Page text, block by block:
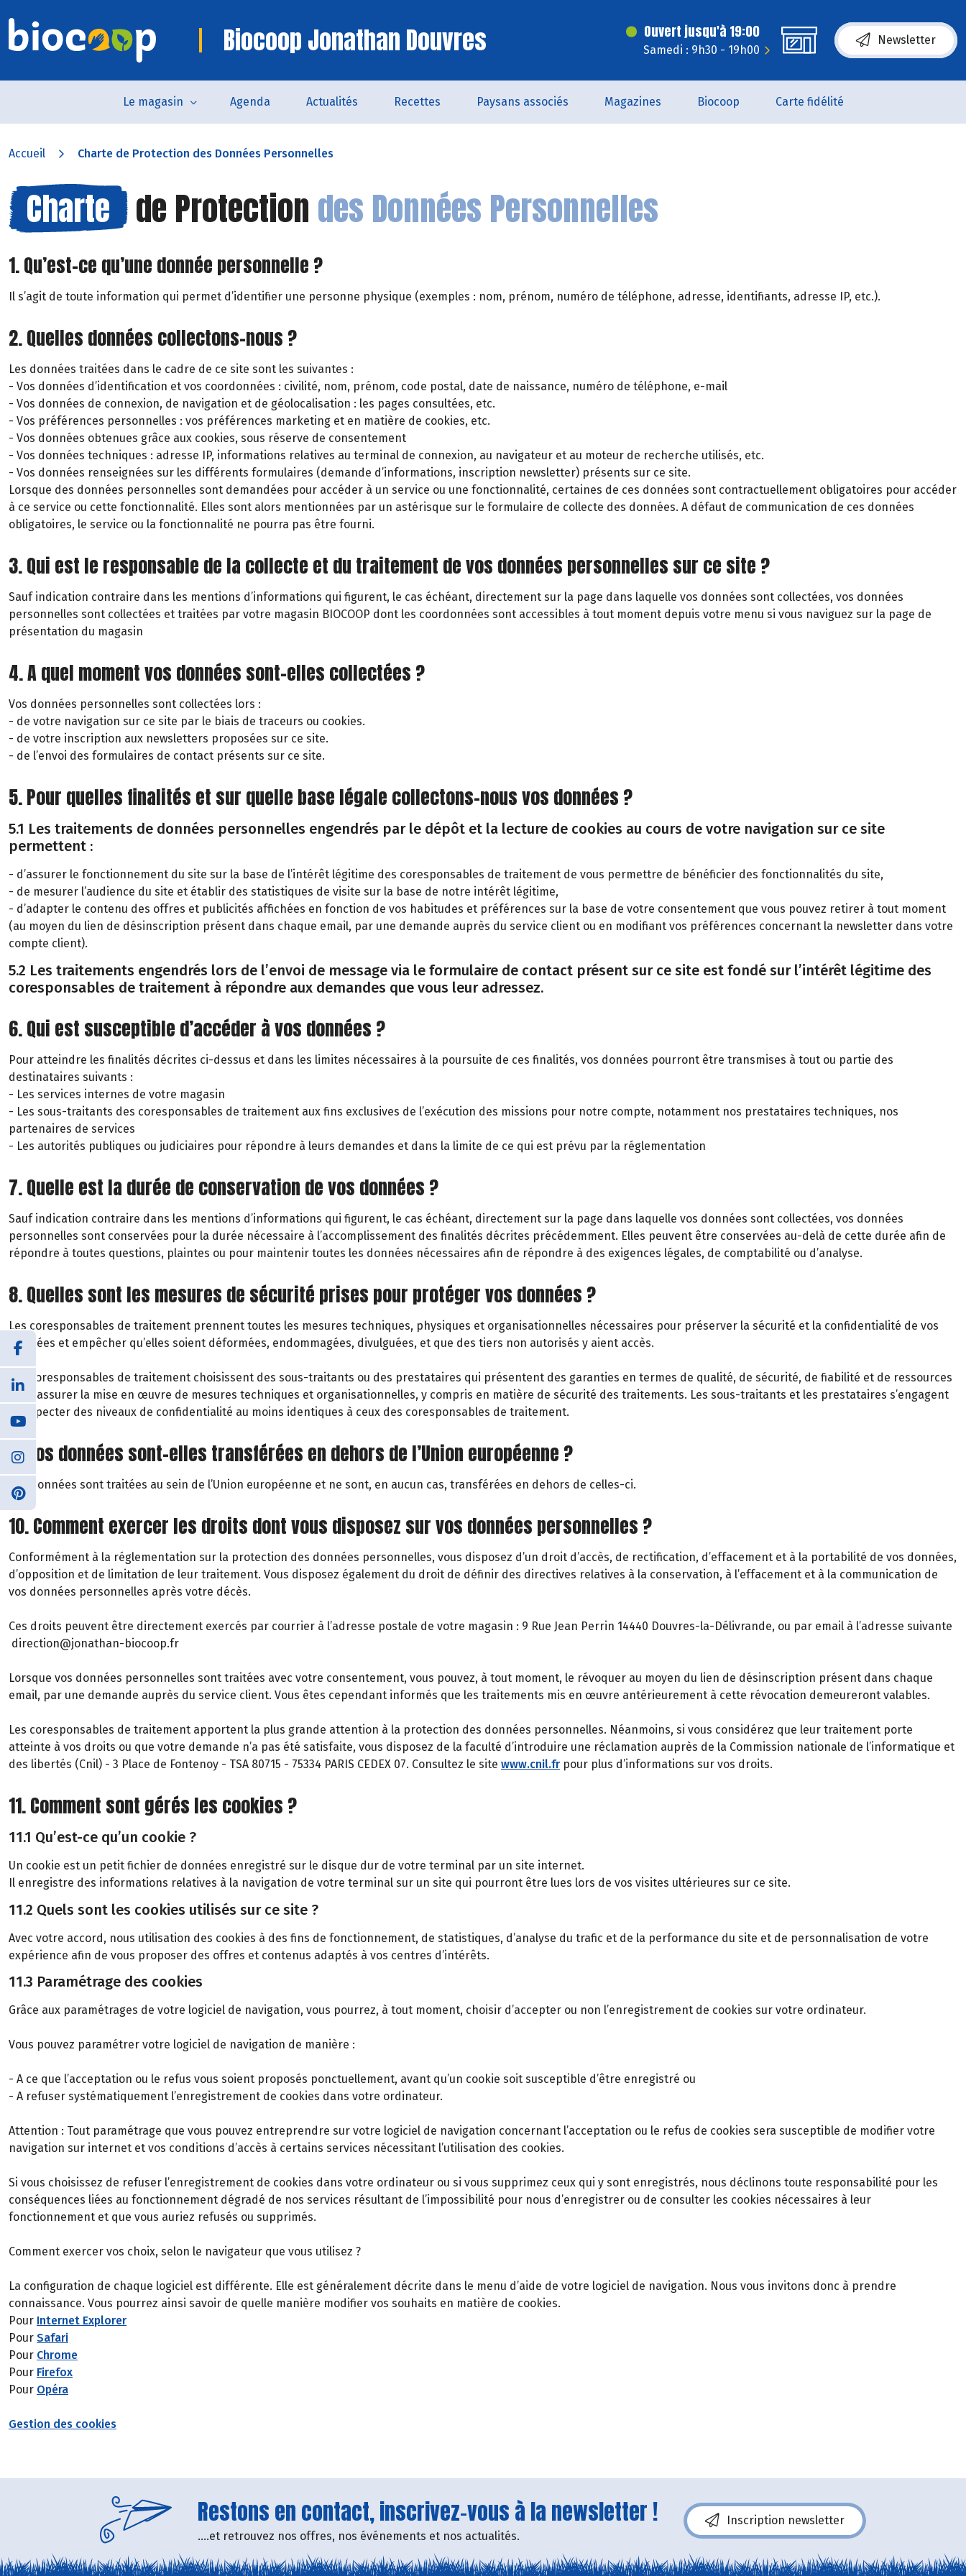
Biocoop Jonathan Douvres Ouvert jusqu'à 19:00
Samedi : 9h30 - 19h00
Newsletter
Le magasin Agenda Actualités Recettes Paysans associés Magazines Biocoop Carte fidélité
Accueil Charte de Protection des Données Personnelles
Charte de Protection des Données Personnelles
1. Qu’est-ce qu’une donnée personnelle ?
Il s’agit de toute information qui permet d’identifier une personne physique (exemples : nom, prénom, numéro de téléphone, adresse, identifiants, adresse IP, etc.).
2. Quelles données collectons-nous ?
Les données traitées dans le cadre de ce site sont les suivantes :
- Vos données d’identification et vos coordonnées : civilité, nom, prénom, code postal, date de naissance, numéro de téléphone, e-mail
- Vos données de connexion, de navigation et de géolocalisation : les pages consultées, etc.
- Vos préférences personnelles : vos préférences marketing et en matière de cookies, etc.
- Vos données obtenues grâce aux cookies, sous réserve de consentement
- Vos données techniques : adresse IP, informations relatives au terminal de connexion, au navigateur et au moteur de recherche utilisés, etc.
- Vos données renseignées sur les différents formulaires (demande d’informations, inscription newsletter) présents sur ce site.
Lorsque des données personnelles sont demandées pour accéder à un service ou une fonctionnalité, certaines de ces données sont contractuellement obligatoires pour accéder
à ce service ou cette fonctionnalité. Elles sont alors mentionnées par un astérisque sur le formulaire de collecte des données. A défaut de communication de ces données
obligatoires, le service ou la fonctionnalité ne pourra pas être fourni.
3. Qui est le responsable de la collecte et du traitement de vos données personnelles sur ce site ?
Sauf indication contraire dans les mentions d’informations qui figurent, le cas échéant, directement sur la page dans laquelle vos données sont collectées, vos données
personnelles sont collectées et traitées par votre magasin BIOCOOP dont les coordonnées sont accessibles à tout moment depuis votre menu si vous naviguez sur la page de
présentation du magasin
4. A quel moment vos données sont-elles collectées ?
Vos données personnelles sont collectées lors :
- de votre navigation sur ce site par le biais de traceurs ou cookies.
- de votre inscription aux newsletters proposées sur ce site.
- de l’envoi des formulaires de contact présents sur ce site.
5. Pour quelles finalités et sur quelle base légale collectons-nous vos données ?
5.1 Les traitements de données personnelles engendrés par le dépôt et la lecture de cookies au cours de votre navigation sur ce site
permettent :
- d’assurer le fonctionnement du site sur la base de l’intérêt légitime des coresponsables de traitement de vous permettre de bénéficier des fonctionnalités du site,
- de mesurer l’audience du site et établir des statistiques de visite sur la base de notre intérêt légitime,
- d’adapter le contenu des offres et publicités affichées en fonction de vos habitudes et préférences sur la base de votre consentement que vous pouvez retirer à tout moment
(au moyen du lien de désinscription présent dans chaque email, par une demande auprès du service client ou en modifiant vos préférences concernant la newsletter dans votre
compte client).
5.2 Les traitements engendrés lors de l’envoi de message via le formulaire de contact présent sur ce site est fondé sur l’intérêt légitime des
coresponsables de traitement à répondre aux demandes que vous leur adressez.
6. Qui est susceptible d’accéder à vos données ?
Pour atteindre les finalités décrites ci-dessus et dans les limites nécessaires à la poursuite de ces finalités, vos données pourront être transmises à tout ou partie des
destinataires suivants :
- Les services internes de votre magasin
- Les sous-traitants des coresponsables de traitement aux fins exclusives de l’exécution des missions pour notre compte, notamment nos prestataires techniques, nos
partenaires de services
- Les autorités publiques ou judiciaires pour répondre à leurs demandes et dans la limite de ce qui est prévu par la réglementation
7. Quelle est la durée de conservation de vos données ?
Sauf indication contraire dans les mentions d’informations qui figurent, le cas échéant, directement sur la page dans laquelle vos données sont collectées, vos données
personnelles sont conservées pour la durée nécessaire à l’accomplissement des finalités décrites précédemment. Elles peuvent être conservées au-delà de cette durée afin de
répondre à toutes questions, plaintes ou pour maintenir toutes les données nécessaires afin de répondre à des exigences légales, de comptabilité ou d’analyse.
8. Quelles sont les mesures de sécurité prises pour protéger vos données ?
Les coresponsables de traitement prennent toutes les mesures techniques, physiques et organisationnelles nécessaires pour préserver la sécurité et la confidentialité de vos
données et empêcher qu’elles soient déformées, endommagées, divulguées, et que des tiers non autorisés y aient accès.
Les coresponsables de traitement choisissent des sous-traitants ou des prestataires qui présentent des garanties en termes de qualité, de sécurité, de fiabilité et de ressources
pour assurer la mise en œuvre de mesures techniques et organisationnelles, y compris en matière de sécurité des traitements. Les sous-traitants et les prestataires s’engagent
à respecter des niveaux de confidentialité au moins identiques à ceux des coresponsables de traitement.
9. Vos données sont-elles transférées en dehors de l’Union européenne ?
Vos données sont traitées au sein de l’Union européenne et ne sont, en aucun cas, transférées en dehors de celles-ci.
10. Comment exercer les droits dont vous disposez sur vos données personnelles ?
Conformément à la réglementation sur la protection des données personnelles, vous disposez d’un droit d’accès, de rectification, d’effacement et à la portabilité de vos données,
d’opposition et de limitation de leur traitement. Vous disposez également du droit de définir des directives relatives à la conservation, à l’effacement et à la communication de
vos données personnelles après votre décès.
Ces droits peuvent être directement exercés par courrier à l’adresse postale de votre magasin : 9 Rue Jean Perrin 14440 Douvres-la-Délivrande, ou par email à l’adresse suivante
direction@jonathan-biocoop.fr
Lorsque vos données personnelles sont traitées avec votre consentement, vous pouvez, à tout moment, le révoquer au moyen du lien de désinscription présent dans chaque
email, par une demande auprès du service client. Vous êtes cependant informés que les traitements mis en œuvre antérieurement à cette révocation demeureront valables.
Les coresponsables de traitement apportent la plus grande attention à la protection des données personnelles. Néanmoins, si vous considérez que leur traitement porte
atteinte à vos droits ou que votre demande n’a pas été satisfaite, vous disposez de la faculté d’introduire une réclamation auprès de la Commission nationale de l’informatique et
des libertés (Cnil) - 3 Place de Fontenoy - TSA 80715 - 75334 PARIS CEDEX 07. Consultez le site www.cnil.fr pour plus d’informations sur vos droits.
11. Comment sont gérés les cookies ?
11.1 Qu’est-ce qu’un cookie ?
Un cookie est un petit fichier de données enregistré sur le disque dur de votre terminal par un site internet.
Il enregistre des informations relatives à la navigation de votre terminal sur un site qui pourront être lues lors de vos visites ultérieures sur ce site.
11.2 Quels sont les cookies utilisés sur ce site ?
Avec votre accord, nous utilisation des cookies à des fins de fonctionnement, de statistiques, d’analyse du trafic et de la performance du site et de personnalisation de votre
expérience afin de vous proposer des offres et contenus adaptés à vos centres d’intérêts.
11.3 Paramétrage des cookies
Grâce aux paramétrages de votre logiciel de navigation, vous pourrez, à tout moment, choisir d’accepter ou non l’enregistrement de cookies sur votre ordinateur.
Vous pouvez paramétrer votre logiciel de navigation de manière :
- A ce que l’acceptation ou le refus vous soient proposés ponctuellement, avant qu’un cookie soit susceptible d’être enregistré ou
- A refuser systématiquement l’enregistrement de cookies dans votre ordinateur.
Attention : Tout paramétrage que vous pouvez entreprendre sur votre logiciel de navigation concernant l’acceptation ou le refus de cookies sera susceptible de modifier votre
navigation sur internet et vos conditions d’accès à certains services nécessitant l’utilisation des cookies.
Si vous choisissez de refuser l’enregistrement de cookies dans votre ordinateur ou si vous supprimez ceux qui y sont enregistrés, nous déclinons toute responsabilité pour les
conséquences liées au fonctionnement dégradé de nos services résultant de l’impossibilité pour nous d’enregistrer ou de consulter les cookies nécessaires à leur
fonctionnement et que vous auriez refusés ou supprimés.
Comment exercer vos choix, selon le navigateur que vous utilisez ?
La configuration de chaque logiciel est différente. Elle est généralement décrite dans le menu d’aide de votre logiciel de navigation. Nous vous invitons donc à prendre
connaissance. Vous pourrez ainsi savoir de quelle manière modifier vos souhaits en matière de cookies.
Pour Internet Explorer
Pour Safari
Pour Chrome
Pour Firefox
Pour Opéra
Gestion des cookies
Restons en contact, inscrivez-vous à la newsletter !
....et retrouvez nos offres, nos événements et nos actualités.
Inscription newsletter